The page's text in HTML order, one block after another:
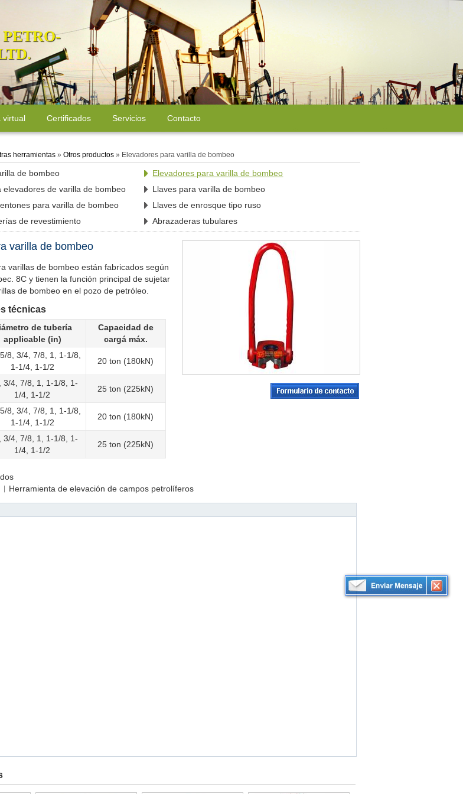
virtual Certificados Servicios Contacto
herramientas» Otros productos» Elevadores para varilla de bombeo
de bombeo
Elevadores para varilla de bombeo
elevadores de varilla de bombeo
Llaves para varilla de bombeo
para varilla de bombeo
Llaves de enrosque tipo ruso
de revestimiento
Abrazaderas tubulares
varilla de bombeo
varillas de bombeo están fabricados según
8C y tienen la función principal de sujetar
de bombeo en el pozo de petróleo.
técnicas
de tubería
applicable (in)
Capacidad de
cargá máx.
8, 3/4, 7/8, 1, 1-1/8,
1-1/4, 1-1/2
20 ton (180kN)
3/4, 7/8, 1, 1-1/8, 1-
1/4, 1-1/2
25 ton (225kN)
8, 3/4, 7/8, 1, 1-1/8,
1-1/4, 1-1/2
20 ton (180kN)
3/4, 7/8, 1, 1-1/8, 1-
1/4, 1-1/2
25 ton (225kN)
de elevación de campos petrolíferos